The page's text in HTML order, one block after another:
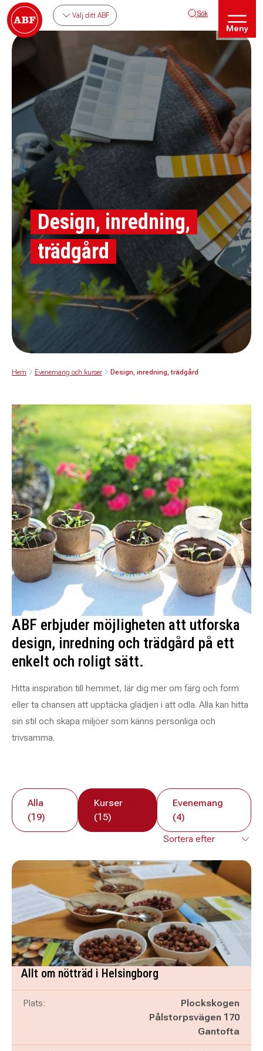
Välj ditt ABF Sök
Meny
Design, inredning,
trädgård
Hem Evenemang och kurser Design, inredning, trädgård
ABF erbjuder möjligheten att utforska
design, inredning och trädgård på ett
enkelt och roligt sätt.
Hitta inspiration till hemmet, lär dig mer om färg och form
eller ta chansen att upptäcka glädjen i att odla. Alla kan hitta
sin stil och skapa miljöer som känns personliga och
trivsamma.
Alla
(19)
Kurser
(15)
Evenemang
(4)
Allt om nötträd i Helsingborg
Plats:
Plockskogen
Pålstorpsvägen 170
Gantofta